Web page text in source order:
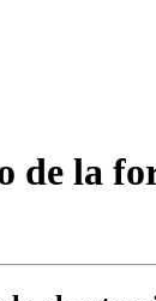
de la